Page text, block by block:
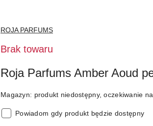
NAZWA
PRODUCENTA:
ROJA PARFUMS
Brak towaru
Roja Parfums Amber Aoud
Magazyn: produkt niedostępny, oczekiwanie
Powiadom gdy produkt będzie dostępny